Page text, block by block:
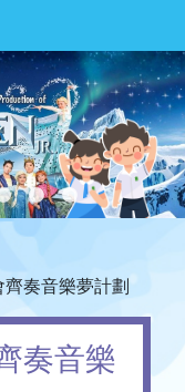
奏音樂夢計劃
奏音樂